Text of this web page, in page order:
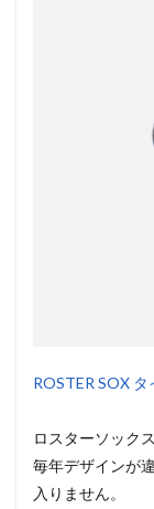
ROSTER SOX
ロスターソック
毎年デザインが
入りません。